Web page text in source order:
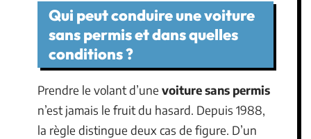
Qui peut conduire une voiture
sans permis et dans quelles
conditions ?
Prendre le volant d’une voiture sans permis
n’est jamais le fruit du hasard. Depuis 1988,
la règle distingue deux cas de figure. D’un